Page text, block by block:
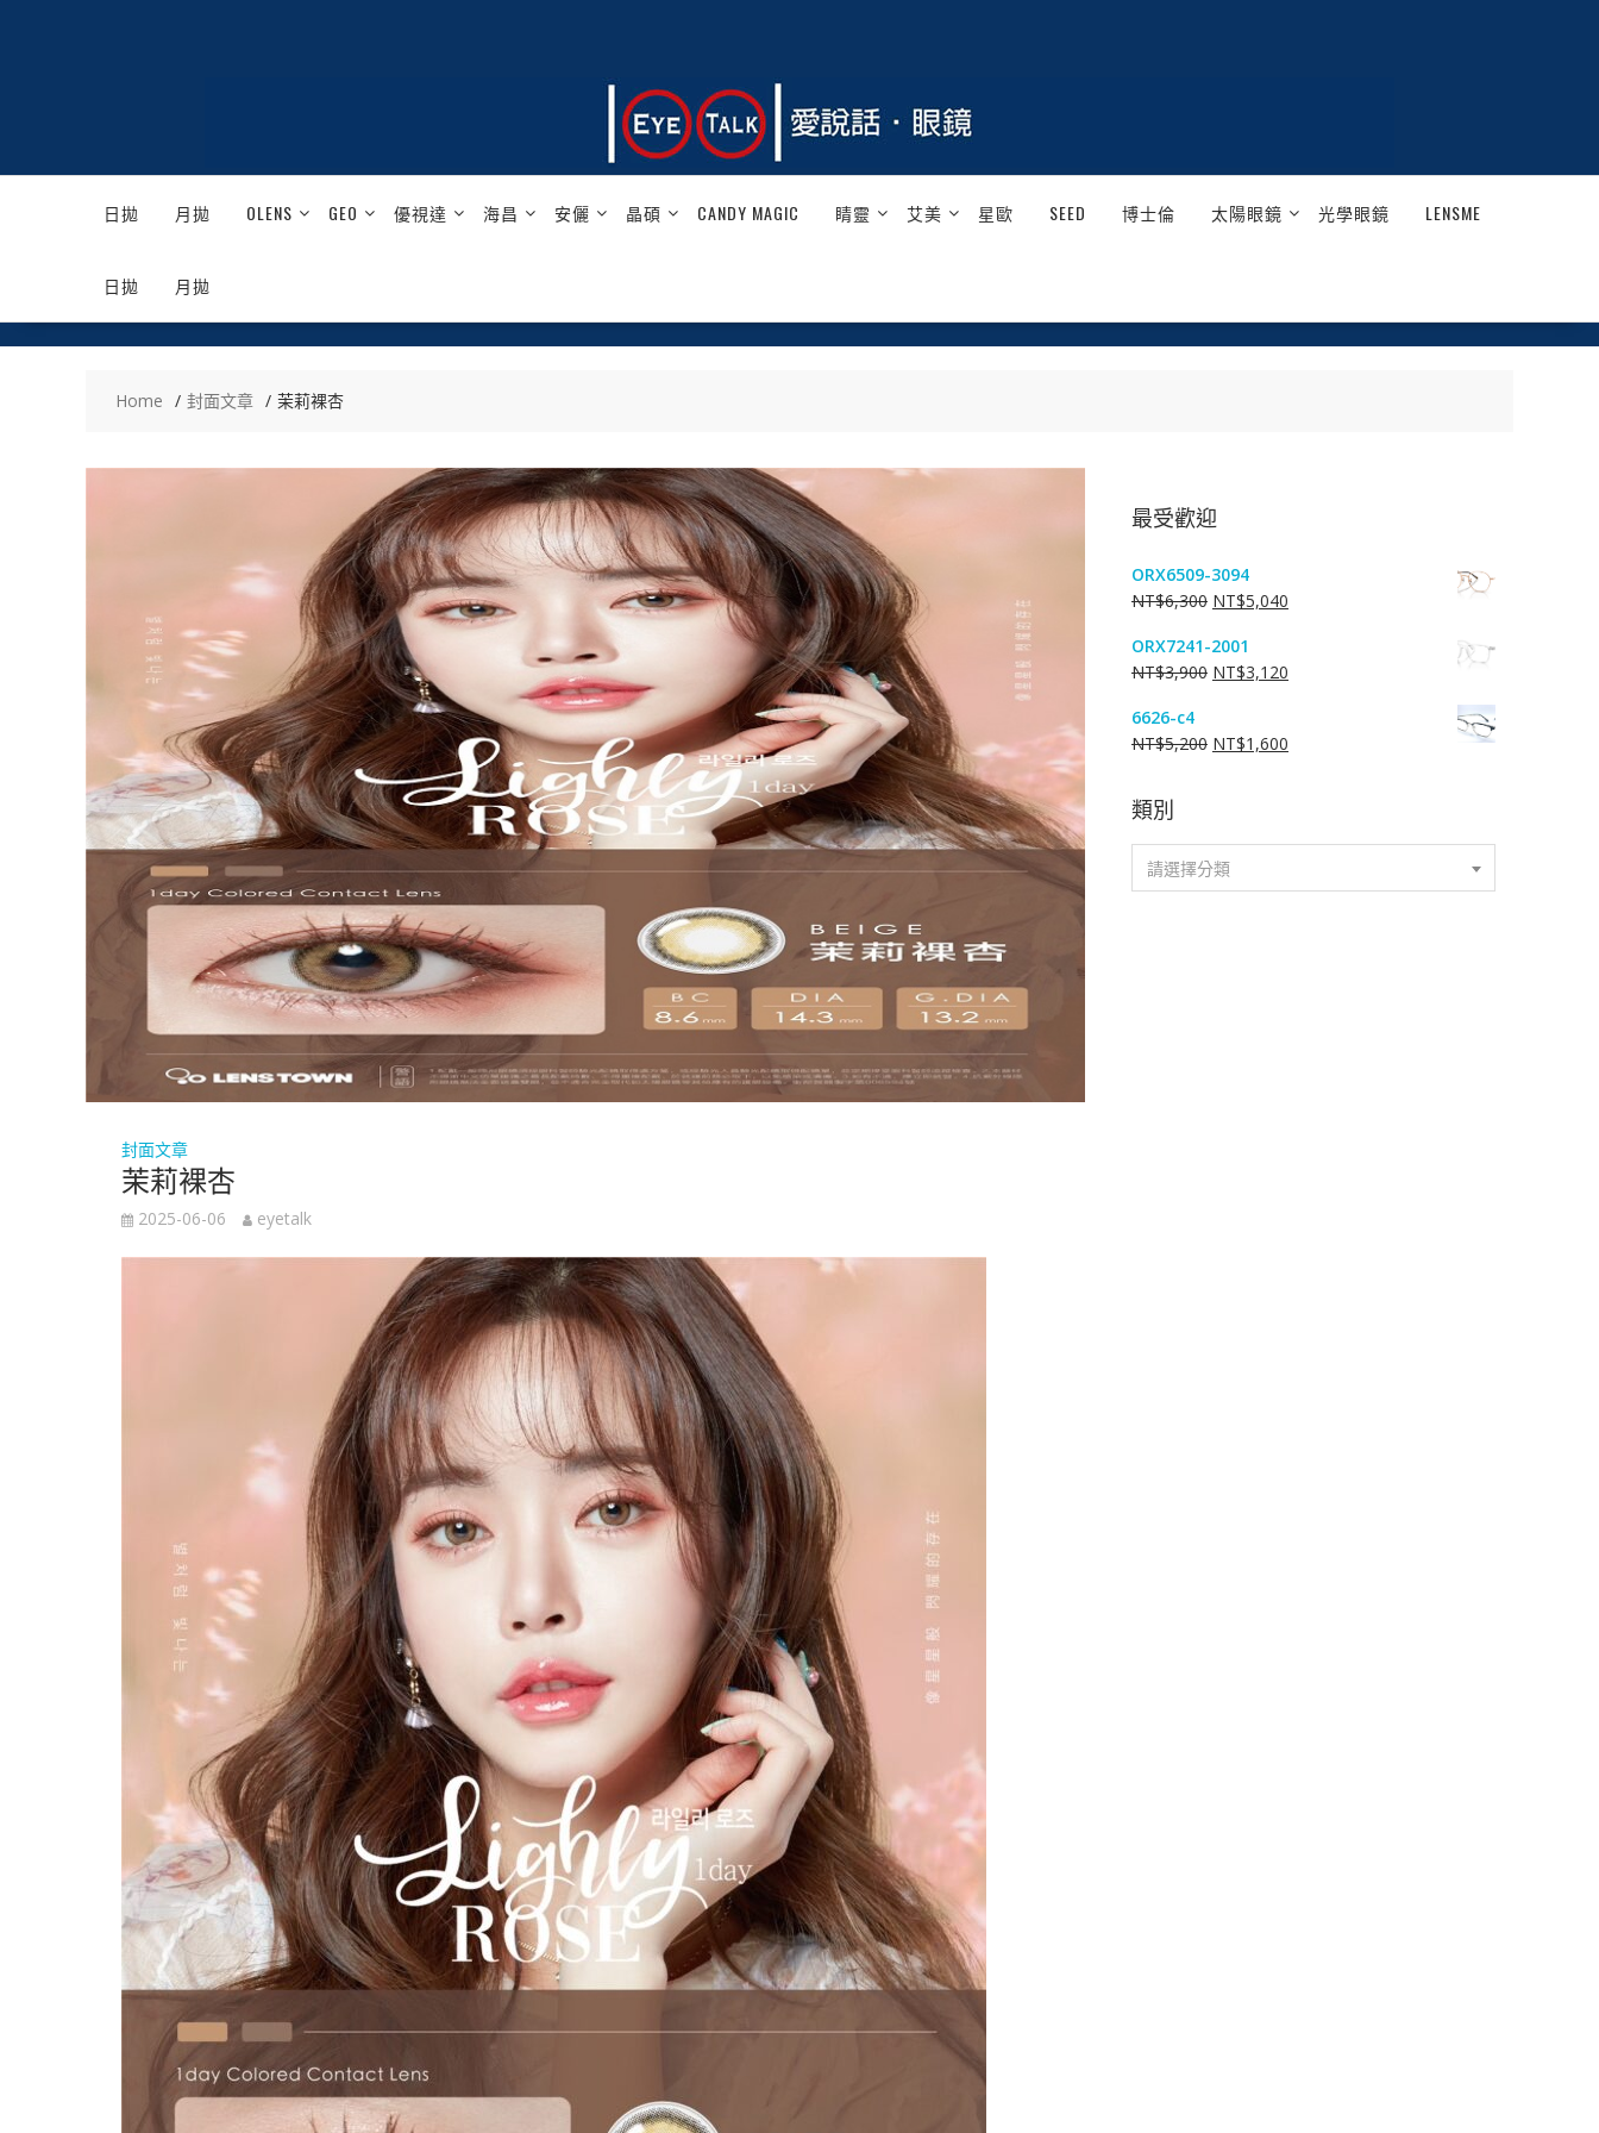
日拋 月拋 OLENS GEO 優視達 海昌 安儷 晶碩 CANDY MAGIC 睛靈 艾美 星歐 SEED 博士倫 太陽眼鏡 光學眼鏡 LENSME
日拋 月拋
Home 封面文章 茉莉裸杏
封面文章
茉莉裸杏
2025-06-06 eyetalk
最受歡迎
ORX6509-3094
NT$6,300 原
價
格：
NT$5,040
格：
ORX7241-2001
NT$3,900 原
格：
NT$3,120
格：
6626-c4
NT$5,200 原
NT$5,200。
NT$1,600
NT$1,600。
類別
請選擇分類